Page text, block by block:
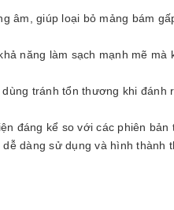
âm, giúp loại bỏ mảng bám
năng làm sạch mạnh mẽ mà
tránh tổn thương khi đánh
đáng kể so với các phiên bản
dàng sử dụng và hình thành